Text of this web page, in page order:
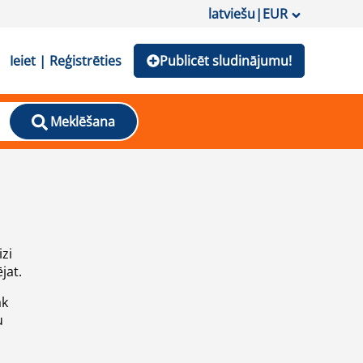
latviešu|EUR
Ieiet | Reģistrēties Publicēt sludinājumu!
Meklēšana